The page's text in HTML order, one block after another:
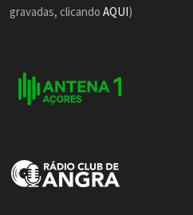
gravadas, clicandoAQUI)